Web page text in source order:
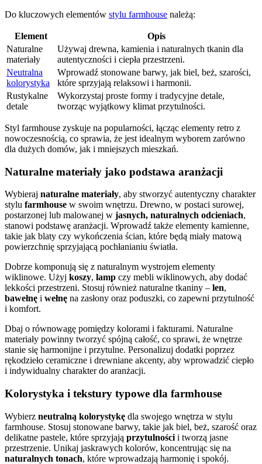
Do kluczowych elementów stylu farmhouse należą:
Element
Opis
Naturalne
materiały
Używaj drewna, kamienia i naturalnych tkanin dla
autentyczności i ciepła przestrzeni.
Neutralna
kolorystyka
Wprowadź stonowane barwy, jak biel, beż, szarości,
które sprzyjają relaksowi i harmonii.
Rustykalne
detale
Wykorzystaj proste formy i tradycyjne detale,
tworząc wyjątkowy klimat przytulności.
Styl farmhouse zyskuje na popularności, łącząc elementy retro z
nowoczesnością, co sprawia, że jest idealnym wyborem zarówno
dla dużych domów, jak i mniejszych mieszkań.
Naturalne materiały jako podstawa aranżacji
Wybieraj naturalne materiały, aby stworzyć autentyczny charakter
stylu farmhouse w swoim wnętrzu. Drewno, w postaci surowej,
postarzonej lub malowanej w jasnych, naturalnych odcieniach,
stanowi podstawę aranżacji. Wprowadź także elementy kamienne,
takie jak blaty czy wykończenia ścian, które będą miały matową
powierzchnię sprzyjającą pochłanianiu światła.
Dobrze komponują się z naturalnym wystrojem elementy
wiklinowe. Użyj koszy, lamp czy mebli wiklinowych, aby dodać
lekkości przestrzeni. Stosuj również naturalne tkaniny – len,
bawełnę i wełnę na zasłony oraz poduszki, co zapewni przytulność
i komfort.
Dbaj o równowagę pomiędzy kolorami i fakturami. Naturalne
materiały powinny tworzyć spójną całość, co sprawi, że wnętrze
stanie się harmonijne i przytulne. Personalizuj dodatki poprzez
rękodzieło ceramiczne i drewniane akcenty, aby wprowadzić ciepło
i indywidualny charakter do aranżacji.
Kolorystyka i tekstury typowe dla farmhouse
Wybierz neutralną kolorystykę dla swojego wnętrza w stylu
farmhouse. Stosuj stonowane barwy, takie jak biel, beż, szarość oraz
delikatne pastele, które sprzyjają przytulności i tworzą jasne
przestrzenie. Unikaj jaskrawych kolorów, koncentrując się na
naturalnych tonach, które wprowadzają harmonię i spokój.